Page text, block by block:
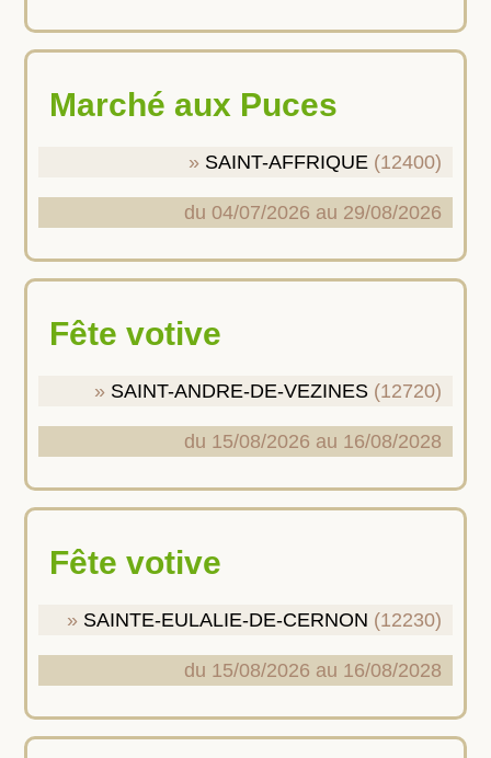
Marché aux Puces
SAINT-AFFRIQUE (12400)
du 04/07/2026 au 29/08/2026
Fête votive
SAINT-ANDRE-DE-VEZINES (12720)
du 15/08/2026 au 16/08/2028
Fête votive
SAINTE-EULALIE-DE-CERNON (12230)
du 15/08/2026 au 16/08/2028